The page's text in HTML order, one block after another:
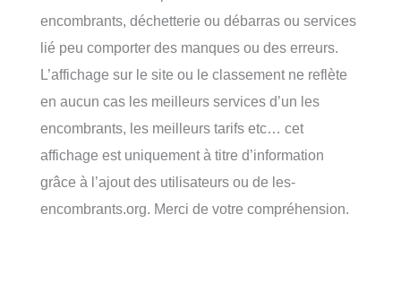
encombrants, déchetterie ou débarras ou services
lié peu comporter des manques ou des erreurs.
L’affichage sur le site ou le classement ne reflète
en aucun cas les meilleurs services d’un les
encombrants, les meilleurs tarifs etc… cet
affichage est uniquement à titre d’information
grâce à l’ajout des utilisateurs ou de les-
encombrants.org. Merci de votre compréhension.